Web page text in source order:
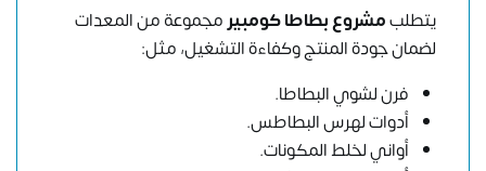
يتطلبمشروع بطاطا كومبيرمجموعة من المعدات
لضمان جودة المنتج وكفاءة التشغيل، مثل:
فرن لشوي البطاطا.
أدوات لهرس البطاطس.
أواني لخلط المكونات.